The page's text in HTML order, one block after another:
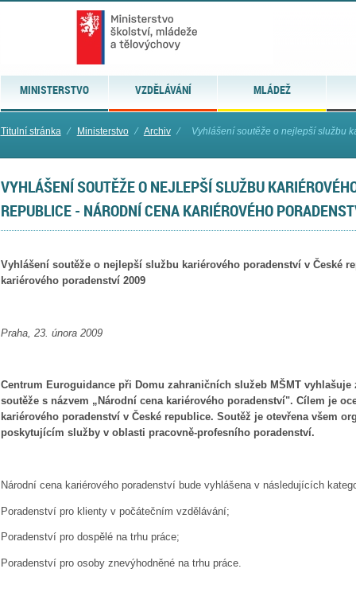
MINISTERSTVO VZDĚLÁVÁNÍ MLÁDEŽ
Titulní stránka ⁄ Ministerstvo ⁄ Archiv ⁄ Vyhlášení soutěže o nejlepší službu
VYHLÁŠENÍ SOUTĚŽE O NEJLEPŠÍ SLUŽBU
REPUBLICE - NÁRODNÍ CENA KARIÉROVÉHO
Vyhlášení soutěže o nejlepší službu kariérového poradenství v České
kariérového poradenství 2009
Praha, 23. února 2009
Centrum Euroguidance při Domu zahraničních služeb MŠMT
soutěže s názvem „Národní cena kariérového poradenství". Cílem je
kariérového poradenství v České republice. Soutěž je otevřena všem
poskytujícím služby v oblasti pracovně-profesního poradenství.
Národní cena kariérového poradenství bude vyhlášena v následujících
Poradenství pro klienty v počátečním vzdělávání;
Poradenství pro dospělé na trhu práce;
Poradenství pro osoby znevýhodněné na trhu práce.